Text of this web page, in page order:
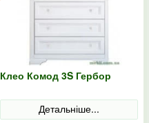
Клео Комод 3S Гербор
Детальніше...